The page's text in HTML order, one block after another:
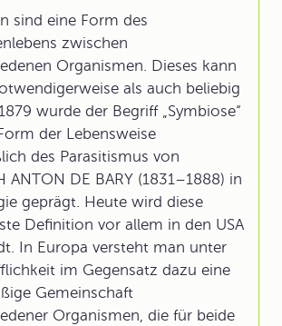
sind eine Form des
zwischen
Organismen. Dieses kann
als auch beliebig
wurde der Begriff „Symbiose“
der Lebensweise
des Parasitismus von
ANTON DE BARY (1831–1888) in
geprägt. Heute wird diese
Definition vor allem in den USA
In Europa versteht man unter
im Gegensatz dazu eine
Gemeinschaft
Organismen, die für beide